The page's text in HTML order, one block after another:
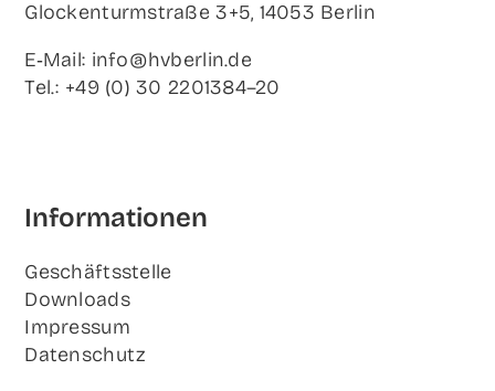
Glo­cken­turm­stra­ße 3+5, 14053 Berlin
E‑Mail: info@hvberlin.de
Tel.: +49 (0) 30 2201384–20
Infor­ma­tio­nen
Geschäfts­stel­le
Down­loads
Impres­sum
Daten­schutz